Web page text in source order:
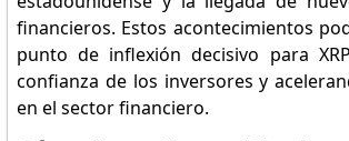
financieros. Estos acontecimientos
punto de inflexión decisivo para
confianza de los inversores y
en el sector financiero.